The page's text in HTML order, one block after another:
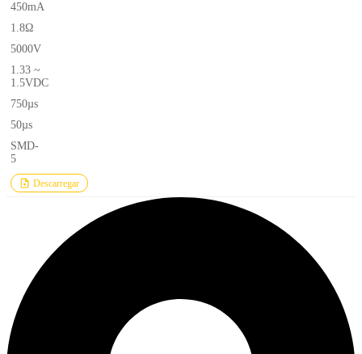
450mA
1.8Ω
5000V
1.33 ~
1.5VDC
750µs
50µs
SMD-
5
Descarregar